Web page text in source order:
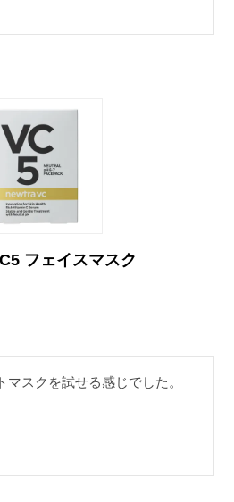
フェイスマスク
スクを試せる感じでした。